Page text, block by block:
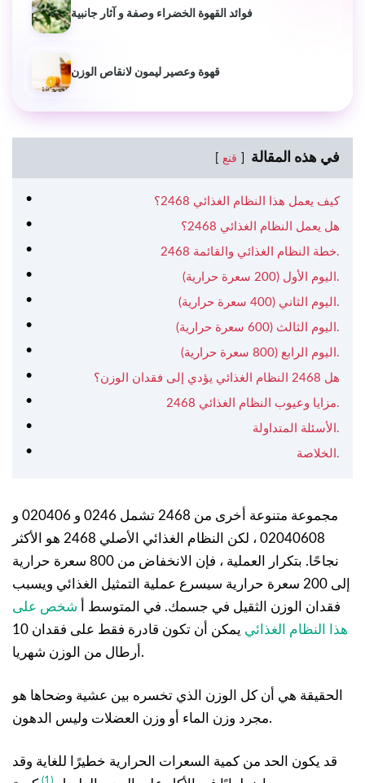
فوائد القهوة الخضراء وصفة و آثار جانبية
قهوة وعصير ليمون لانقاص الوزن
في هذه المقالة قنع
كيف يعمل هذا النظام الغذائي 2468؟
هل يعمل النظام الغذائي 2468؟
2468 خطة النظام الغذائي والقائمة.
اليوم الأول (200 سعرة حرارية).
اليوم الثاني (400 سعرة حرارية).
اليوم الثالث (600 سعرة حرارية).
اليوم الرابع (800 سعرة حرارية).
هل 2468 النظام الغذائي يؤدي إلى فقدان الوزن؟
2468 مزايا وعيوب النظام الغذائي.
الأسئلة المتداولة.
الخلاصة.
مجموعة متنوعة أخرى من 2468 تشمل 0246 و 020406 و
02040608 ، لكن النظام الغذائي الأصلي 2468 هو الأكثر
نجاحًا. بتكرار العملية ، فإن الانخفاض من 800 سعرة حرارية
إلى 200 سعرة حرارية سيسرع عملية التمثيل الغذائي ويسبب
فقدان الوزن الثقيل في جسمك. في المتوسط أ شخص على
هذا النظام الغذائي
يمكن أن تكون قادرة فقط على فقدان 10
أرطال من الوزن شهريا.
الحقيقة هي أن كل الوزن الذي تخسره بين عشية وضحاها هو
مجرد وزن الماء أو وزن العضلات وليس الدهون.
قد يكون الحد من كمية السعرات الحرارية خطيرًا للغاية وقد
(1)